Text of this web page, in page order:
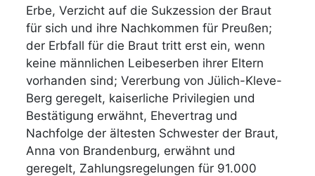
Erbe, Verzicht auf die Sukzession der Braut
für sich und ihre Nachkommen für Preußen;
der Erbfall für die Braut tritt erst ein, wenn
keine männlichen Leibeserben ihrer Eltern
vorhanden sind; Vererbung von Jülich-Kleve-
Berg geregelt, kaiserliche Privilegien und
Bestätigung erwähnt, Ehevertrag und
Nachfolge der ältesten Schwester der Braut,
Anna von Brandenburg, erwähnt und
geregelt, Zahlungsregelungen für 91.000